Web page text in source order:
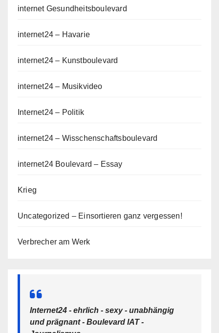
internet Gesundheitsboulevard
internet24 – Havarie
internet24 – Kunstboulevard
internet24 – Musikvideo
Internet24 – Politik
internet24 – Wisschenschaftsboulevard
internet24 Boulevard – Essay
Krieg
Uncategorized – Einsortieren ganz vergessen!
Verbrecher am Werk
Internet24 - ehrlich - sexy - unabhängig
und prägnant - Boulevard IAT -